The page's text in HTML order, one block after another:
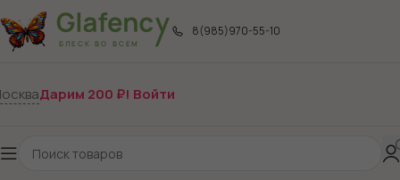
8(985)970-55-10
Дарим 200 ₽! Войти